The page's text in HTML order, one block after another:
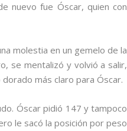
nuevo fue Óscar, quien con
molestia en un gemelo de la
se mentalizó y volvió a salir,
más claro para Óscar.
Óscar pidió 147 y tampoco
le sacó la posición por peso